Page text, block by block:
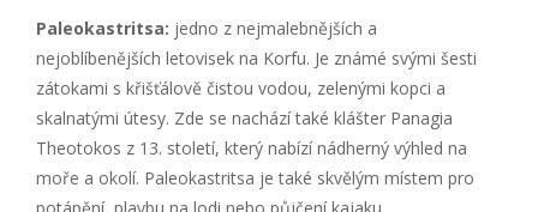
Paleokastritsa: jedno z nejmalebnějších a
nejoblíbenějších letovisek na Korfu. Je známé svými šesti
zátokami s křišťálově čistou vodou, zelenými kopci a
skalnatými útesy. Zde se nachází také klášter Panagia
Theotokos z 13. století, který nabízí nádherný výhled na
moře a okolí. Paleokastritsa je také skvělým místem pro